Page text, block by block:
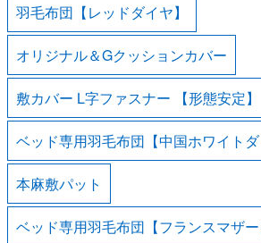
羽毛布団【レッドダイヤ】
オリジナル＆Gクッションカバー
敷カバー L字ファスナー 【形態安定】
ベッド専用羽毛布団【中国ホワイトダ
本麻敷パット
ベッド専用羽毛布団【フランスマザー